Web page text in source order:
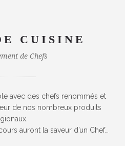
CUISINE
de Chefs
avec des chefs renommés et
de nos nombreux produits
auront la saveur d’un Chef…